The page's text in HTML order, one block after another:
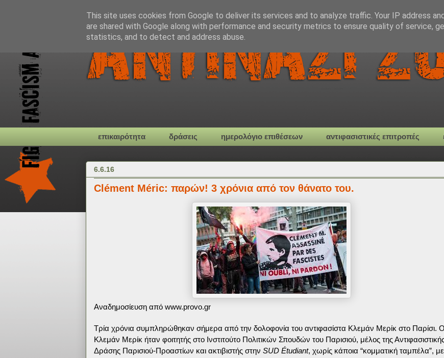
επικαιρότητα δράσεις ημερολόγιο επιθέσεων αντιφασιστικές επιτροπές
6.6.16
Clément Méric: παρών! 3 χρόνια από τον θάνατο του.
Αναδημοσίευση από www.provo.gr
Τρία χρόνια συμπληρώθηκαν σήμερα από την δολοφονία του αντιφασίστα Κλεμάν Μερίκ στο Παρίσι. Ο
Κλεμάν Μερίκ ήταν φοιτητής στο Ινστιτούτο Πολιτικών Σπουδών του Παρισιού, μέλος της
Δράσης Παρισιού-Προαστίων και ακτιβιστής στην SUD Étudiant, χωρίς κάποια “κομματική ταμπέλα”, με
This site uses cookies from Google to deliver its services and to analyze traffic. Your IP address
are shared with Google along with performance and security metrics to ensure quality of service,
statistics, and to detect and address abuse.